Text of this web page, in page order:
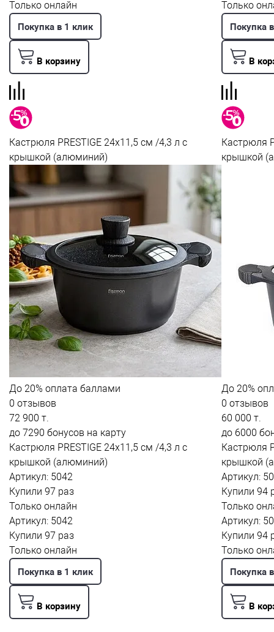
Только онлайн
Покупка в 1 клик
В корзину
Только
Покупка
В
Кастрюля PRESTIGE 24x11,5 см /4,3 л с
крышкой (алюминий)
До 20% оплата баллами
0 отзывов
72 900 т.
до 7290 бонусов на карту
Кастрюля PRESTIGE 24x11,5 см /4,3 л с
крышкой (алюминий)
Артикул: 5042
Купили 97 раз
Только онлайн
Артикул: 5042
Купили 97 раз
Только онлайн
Покупка в 1 клик
В корзину
Кастрюля
крышкой
До 20%
0 отзывов
60 000 т.
до 6000
Кастрюля
крышкой
Артикул:
Купили 94
Только
Артикул:
Купили 94
Только
Покупка
В